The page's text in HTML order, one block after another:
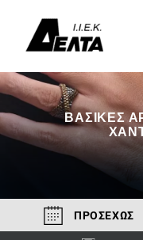
περιεχόμενο
ΒΑΣΙΚΈΣ
ΠΡΟΣΕΧΩΣ